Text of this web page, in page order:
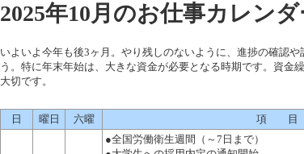
2025年10月のお仕事カレンダ
いよいよ今年も後3ヶ月。やり残しのないように、進捗の確認や
う。特に年末年始は、大きな資金が必要となる時期です。資金
大切です。
日 曜日 六曜 項 目
●全国労働衛生週間（～7日まで）